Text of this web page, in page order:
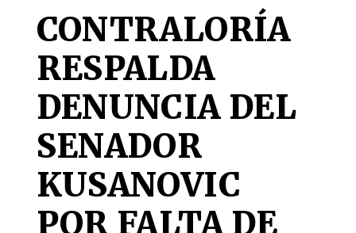
CONTRALORÍA
RESPALDA
DENUNCIA DEL
SENADOR
KUSANOVIC
POR FALTA DE